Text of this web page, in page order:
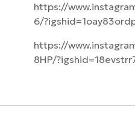
https://
6/
https://
8HP/